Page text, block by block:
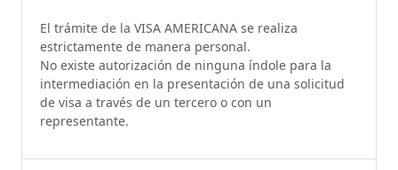
El trámite de la VISA AMERICANA se realiza
estrictamente de manera personal.
No existe autorización de ninguna índole para la
intermediación en la presentación de una solicitud
de visa a través de un tercero o con un
representante.